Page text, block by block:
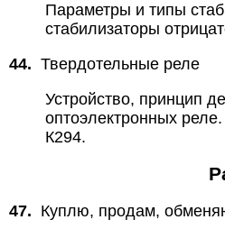
Параметры и типы
стабилизаторы
44. Твердотельные реле
Устройство, принцип
оптоэлектронных
К294.
47. Куплю, продам,